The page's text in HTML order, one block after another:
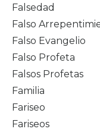
Falsedad
Falso
Falso Evangelio
Falso Profeta
Falsos Profetas
Familia
Fariseo
Fariseos